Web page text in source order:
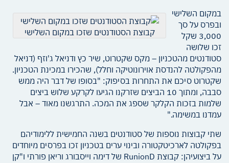
קבוצת הסטודנטים שזכו במקום השלישי
במקום השלישי
ובפרס על סך
3,000 שקל
זכו שלושה
סטודנטים מהטכניון – מקס שקטרוט, שיר כץ ודניאל ג'וזף (דניאל
מהפקולטה להנדסת אוירונוטיקה וחלל), שהכירו במכינת הטכניון.
שקטרוט סיכם את התחרות בסיפוק: "בסופו של דבר היה ממש
סבבה, ומתוך 10 הביצים שזרקנו הגיעו לקרקע שלוש ביצים
שלמות בזכות הקלקר שספג את המכה. התרגשנו מאוד – אבל
עמדנו במשימה."
שתי קבוצות נוספות של סטודנטים בשנה החמישית ללימודיהם
בפקולטה לארכיטקטורה ובינוי ערים בטכניון זכו בפרסים מיוחדים
על ביצועיהן: קבוצת RunionD של דימה וייסבורג וריאן פורתי ו"קן